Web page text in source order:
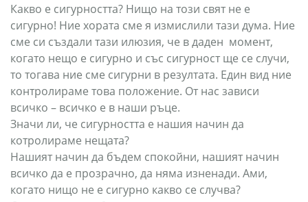
Какво е сигурността? Нищо на този свят не е
сигурно! Ние хората сме я измислили тази дума. Ние
сме си създали тази илюзия, че в даден момент,
когато нещо е сигурно и със сигурност ще се случи,
то тогава ние сме сигурни в резултата. Един вид ние
контролираме това положение. От нас зависи
всичко – всичко е в наши ръце.
Значи ли, че сигурността е нашия начин да
котролираме нещата?
Нашият начин да бъдем спокойни, нашият начин
всичко да е прозрачно, да няма изненади. Ами,
когато нищо не е сигурно какво се случва?